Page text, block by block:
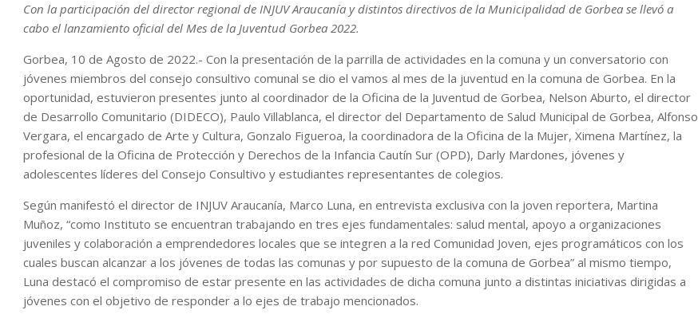
Con la participación del director regional de INJUV Araucanía y distintos directivos de la Municipalidad de Gorbea se llevó a
cabo el lanzamiento oficial del Mes de la Juventud Gorbea 2022.
Gorbea, 10 de Agosto de 2022.- Con la presentación de la parrilla de actividades en la comuna y un conversatorio con
jóvenes miembros del consejo consultivo comunal se dio el vamos al mes de la juventud en la comuna de Gorbea. En la
oportunidad, estuvieron presentes junto al coordinador de la Oficina de la Juventud de Gorbea, Nelson Aburto, el director
de Desarrollo Comunitario (DIDECO), Paulo Villablanca, el director del Departamento de Salud Municipal de Gorbea, Alfonso
Vergara, el encargado de Arte y Cultura, Gonzalo Figueroa, la coordinadora de la Oficina de la Mujer, Ximena Martínez, la
profesional de la Oficina de Protección y Derechos de la Infancia Cautín Sur (OPD), Darly Mardones, jóvenes y
adolescentes líderes del Consejo Consultivo y estudiantes representantes de colegios.
Según manifestó el director de INJUV Araucanía, Marco Luna, en entrevista exclusiva con la joven reportera, Martina
Muñoz, “como Instituto se encuentran trabajando en tres ejes fundamentales: salud mental, apoyo a organizaciones
juveniles y colaboración a emprendedores locales que se integren a la red Comunidad Joven, ejes programáticos con los
cuales buscan alcanzar a los jóvenes de todas las comunas y por supuesto de la comuna de Gorbea” al mismo tiempo,
Luna destacó el compromiso de estar presente en las actividades de dicha comuna junto a distintas iniciativas dirigidas a
jóvenes con el objetivo de responder a lo ejes de trabajo mencionados.